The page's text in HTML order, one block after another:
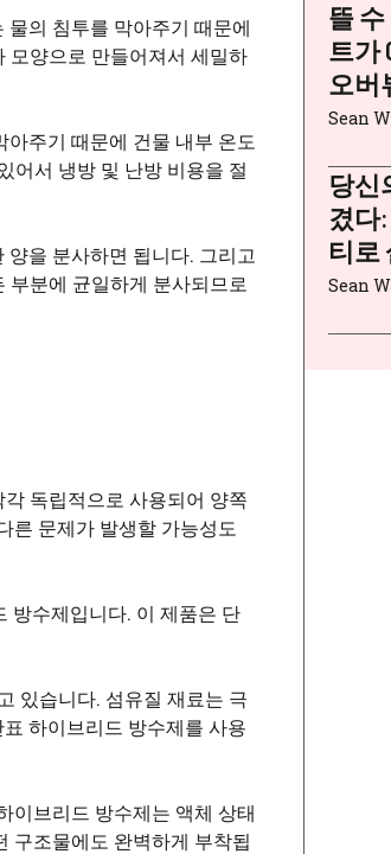
의 침투를 막아주기 때문에
모양으로 만들어져서 세밀하
주기 때문에 건물 내부 온도
어서 냉방 및 난방 비용을 절
을 분사하면 됩니다. 그리고
부분에 균일하게 분사되므로
독립적으로 사용되어 양쪽
른 문제가 발생할 가능성도
방수제입니다. 이 제품은 단
있습니다. 섬유질 재료는 극
하이브리드 방수제를 사용
이브리드 방수제는 액체 상태
구조물에도 완벽하게 부착됩
뜰
트가
오버
Sean
당신
겼다
티로
Sean